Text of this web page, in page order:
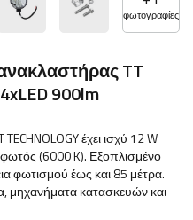
φωτογραφίες
TT
900lm
έχει ισχύ 12 W
(6000 K). Εξοπλισμένο
φωτισμού έως και 85 μέτρα.
μηχανήματα κατασκευών και